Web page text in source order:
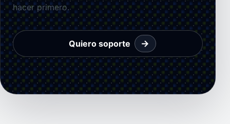
hacer primero.
Quiero soporte →